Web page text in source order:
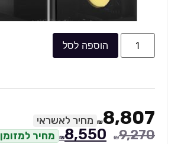
הוספה לסל
₪8,807 מחיר לאשראי
₪9,270
₪8,550 מחיר למזומן